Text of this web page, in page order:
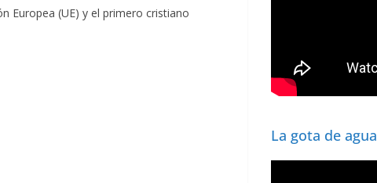
Europea (UE) y el primero cristiano
La gota de agua